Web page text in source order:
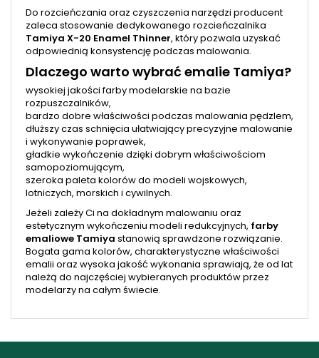
Do rozcieńczania oraz czyszczenia narzędzi producent
zaleca stosowanie dedykowanego rozcieńczalnika
Tamiya X-20 Enamel Thinner, który pozwala uzyskać
odpowiednią konsystencję podczas malowania.
Dlaczego warto wybrać emalie Tamiya?
wysokiej jakości farby modelarskie na bazie
rozpuszczalników,
bardzo dobre właściwości podczas malowania pędzlem,
dłuższy czas schnięcia ułatwiający precyzyjne malowanie
i wykonywanie poprawek,
gładkie wykończenie dzięki dobrym właściwościom
samopoziomującym,
szeroka paleta kolorów do modeli wojskowych,
lotniczych, morskich i cywilnych.
Jeżeli zależy Ci na dokładnym malowaniu oraz
estetycznym wykończeniu modeli redukcyjnych, farby
emaliowe Tamiya stanowią sprawdzone rozwiązanie.
Bogata gama kolorów, charakterystyczne właściwości
emalii oraz wysoka jakość wykonania sprawiają, że od lat
należą do najczęściej wybieranych produktów przez
modelarzy na całym świecie.